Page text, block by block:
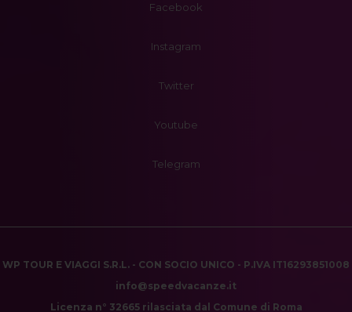
Facebook
Instagram
Twitter
Youtube
Telegram
WP TOUR E VIAGGI S.R.L. - CON SOCIO UNICO - P.IVA IT16293851008
info@speedvacanze.it
Licenza n° 32665 rilasciata dal Comune di Roma